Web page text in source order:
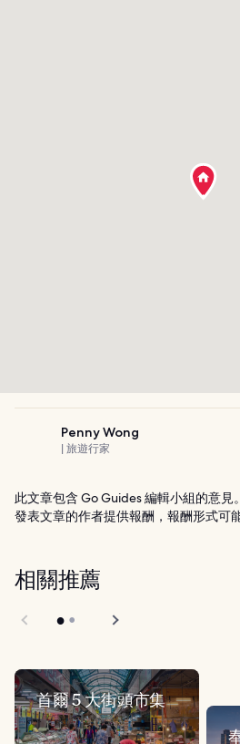
Penny Wong
| 旅遊行家
此文章包含 Go Guides 編輯小組的意
發表文章的作者提供報酬，報酬形式可
相關推薦
首爾 5 大街頭市集